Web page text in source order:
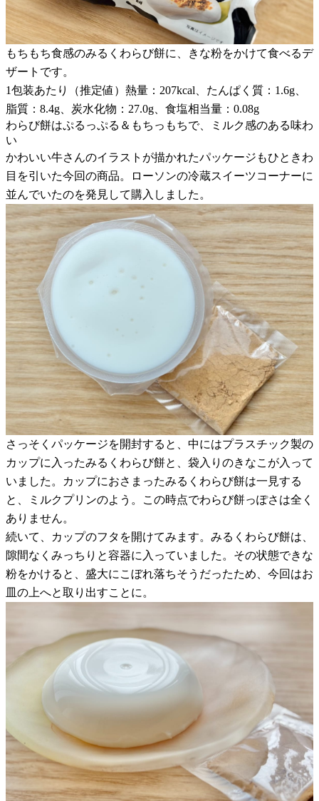
もちもち食感のみるくわらび餅に、きな粉をかけて食べるデ
ザートです。
1包装あたり（推定値）熱量：207kcal、たんぱく質：1.6g、
脂質：8.4g、炭水化物：27.0g、食塩相当量：0.08g
わらび餅はぷるっぷる＆もちっもちで、ミルク感のある味わ
い
かわいい牛さんのイラストが描かれたパッケージもひときわ
目を引いた今回の商品。ローソンの冷蔵スイーツコーナーに
並んでいたのを発見して購入しました。
さっそくパッケージを開封すると、中にはプラスチック製の
カップに入ったみるくわらび餅と、袋入りのきなこが入って
いました。カップにおさまったみるくわらび餅は一見する
と、ミルクプリンのよう。この時点でわらび餅っぽさは全く
ありません。
続いて、カップのフタを開けてみます。みるくわらび餅は、
隙間なくみっちりと容器に入っていました。その状態できな
粉をかけると、盛大にこぼれ落ちそうだったため、今回はお
皿の上へと取り出すことに。